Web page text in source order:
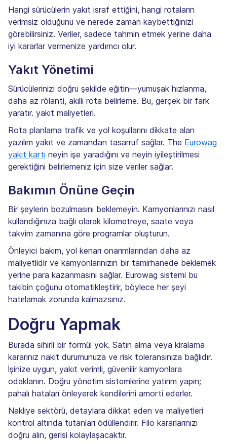
Hangi sürücülerin yakıt israf ettiğini, hangi rotaların
verimsiz olduğunu ve nerede zaman kaybettiğinizi
görebilirsiniz. Veriler, sadece tahmin etmek yerine daha
iyi kararlar vermenize yardımcı olur.
Yakıt Yönetimi
Sürücülerinizi doğru şekilde eğitin—yumuşak hızlanma,
daha az rölanti, akıllı rota belirleme. Bu, gerçek bir fark
yaratır. yakıt maliyetleri.
Rota planlama trafik ve yol koşullarını dikkate alan
yazılım yakıt ve zamandan tasarruf sağlar. The Eurowag
yakıt kartı neyin işe yaradığını ve neyin iyileştirilmesi
gerektiğini belirlemeniz için size veriler sağlar.
Bakımın Önüne Geçin
Bir şeylerin bozulmasını beklemeyin. Kamyonlarınızı nasıl
kullandığınıza bağlı olarak kilometreye, saate veya
takvim zamanına göre programlar oluşturun.
Önleyici bakım, yol kenarı onarımlarından daha az
maliyetlidir ve kamyonlarınızın bir tamirhanede beklemek
yerine para kazanmasını sağlar. Eurowag sistemi bu
takibin çoğunu otomatikleştirir, böylece her şeyi
hatırlamak zorunda kalmazsınız.
Doğru Yapmak
Burada sihirli bir formül yok. Satın alma veya kiralama
kararınız nakit durumunuza ve risk toleransınıza bağlıdır.
İşinize uygun, yakıt verimli, güvenilir kamyonlara
odaklanın. Doğru yönetim sistemlerine yatırım yapın;
pahalı hataları önleyerek kendilerini amorti ederler.
Nakliye sektörü, detaylara dikkat eden ve maliyetleri
kontrol altında tutanları ödüllendirir. Filo kararlarınızı
doğru alın, gerisi kolaylaşacaktır.